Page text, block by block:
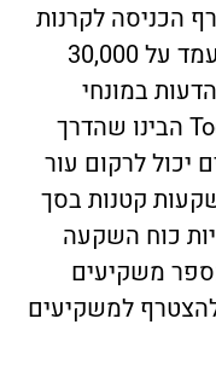
הכניסה לקרנות
אלו הותאם למשקיע הפרטי והועמד על 30,000
במונחי
השקעות מהסוג הזה). ב-Together הבינו שהדרך
יכול לרקום עור
קטנות בסך
יכול להיות כוח השקעה
משקיעים
למשקיעים